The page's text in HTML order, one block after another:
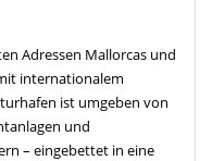
Adressen Mallorcas und
internationalem
ist umgeben von
und
– eingebettet in eine